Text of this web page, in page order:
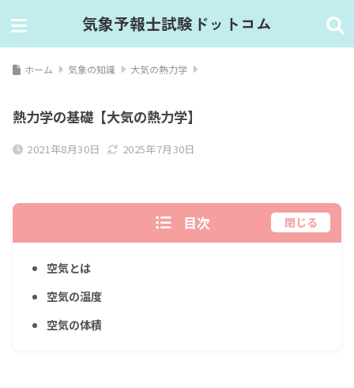
気象予報士試験ドットコム
ホーム 気象の知識 大気の熱力学
熱力学の基礎【大気の熱力学】
2021年8月30日 2025年7月30日
目次 閉じる
空気とは
空気の温度
空気の体積